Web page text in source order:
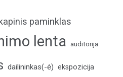
paminklas
lenta auditorija
dailininkas(-ė) ekspozicija